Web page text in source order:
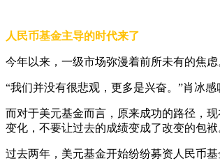
人民币基金主导的时代来了
今年以来，一级市场弥漫着前所未有的焦虑
“我们并没有很悲观，更多是兴奋。”肖冰
而对于美元基金而言，原来成功的路径，
变化，不要让过去的成绩变成了改变的包袱
过去两年，美元基金开始纷纷募资人民币